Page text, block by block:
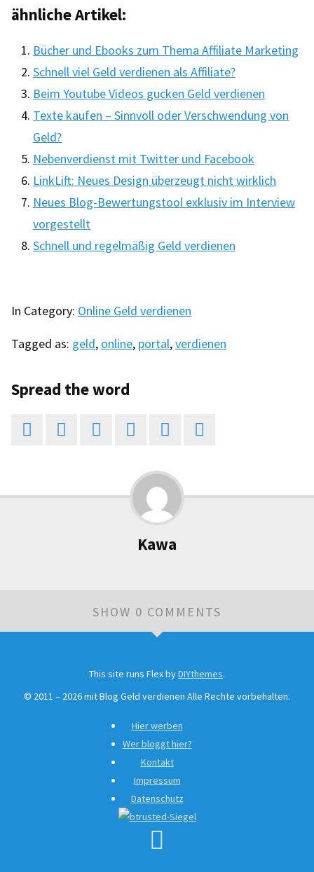
ähnliche Artikel:
Bücher und Ebooks zum Thema Affiliate Marketing
Schnell viel Geld verdienen als Affiliate?
Beim Youtube Videos gucken Geld verdienen
Texte kaufen – Sinnvoll oder Verschwendung von
Geld?
Nebenverdienst mit Twitter und Facebook
LinkLift: Neues Design überzeugt nicht wirklich
Neues Blog-Bewertungstool exklusiv im Interview
vorgestellt
Schnell und regelmäßig Geld verdienen
In Category: Online Geld verdienen
Tagged as: geld, online, portal,verdienen
Spread the word
     
Kawa
SHOW 0 COMMENTS
Leave a CommentThis site runs Flex byDIYthemes.
© 2011 – 2026mit Blog Geld verdienen Alle Rechte vorbehalten.
Hier werben
Wer bloggt hier?
Kontakt
Impressum
Datenschutz
